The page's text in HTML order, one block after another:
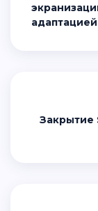
Закрытие